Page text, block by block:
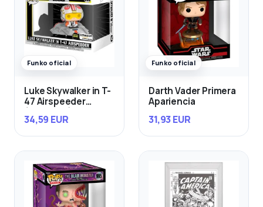
Funko oficial
Luke Skywalker in T-
47 Airspeeder
34,59 EUR
Funko oficial
Darth Vader Primera
Apariencia
31,93 EUR